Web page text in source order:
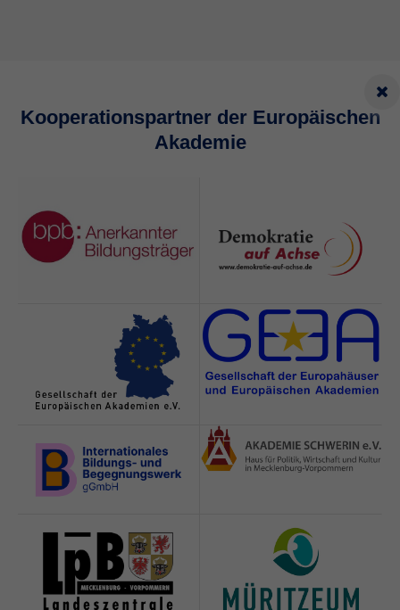
Kooperationspartner der Europäischen
Akademie